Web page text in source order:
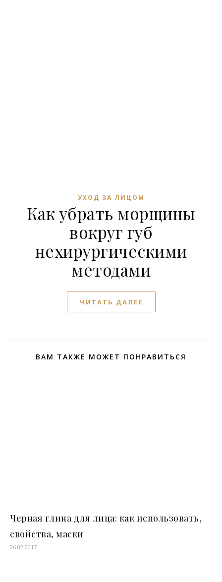
УХОД ЗА ЛИЦОМ
Как убрать морщины
вокруг губ
нехирургическими
методами
ЧИТАТЬ ДАЛЕЕ
ВАМ ТАКЖЕ МОЖЕТ ПОНРАВИТЬСЯ
Черная глина для лица: как использовать,
свойства, маски
26.02.2017